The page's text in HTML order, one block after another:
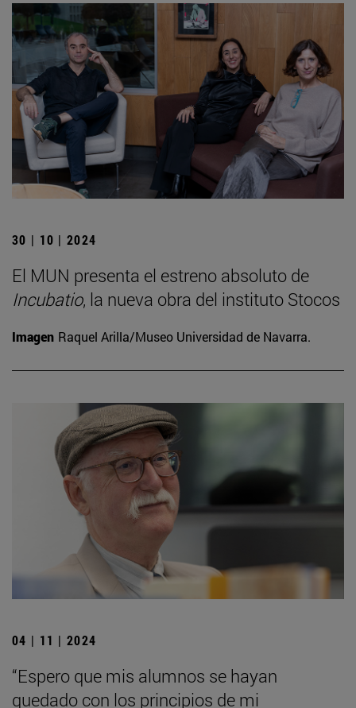
30 | 10 | 2024
El MUN presenta el estreno absoluto de
Incubatio, la nueva obra del instituto Stocos
Imagen Raquel Arilla/Museo Universidad de Navarra.
04 | 11 | 2024
“Espero que mis alumnos se hayan
quedado con los principios de mi